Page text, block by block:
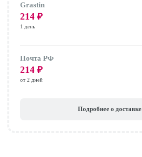
Grastin
214 ₽
1 день
Почта РФ
214 ₽
от 2 дней
Подробнее о доставке